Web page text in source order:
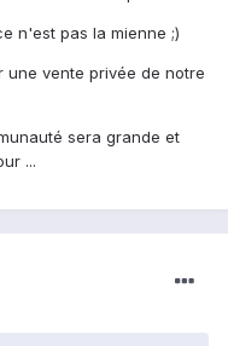
n'est pas la mienne ;)
une vente privée de notre
sera grande et
...